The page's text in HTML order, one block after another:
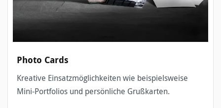
Photo Cards
Kreative Einsatzmöglichkeiten wie beispielsweise
Mini-Portfolios und persönliche Grußkarten.